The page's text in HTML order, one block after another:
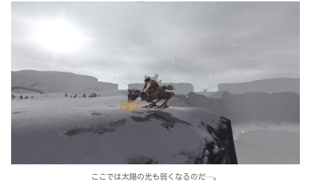
ここでは太陽の光も弱くなるのだ…。